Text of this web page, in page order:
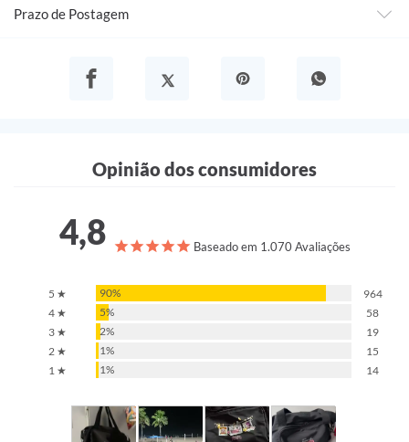
Prazo de Postagem
Opinião dos consumidores
4,8 Baseado em 1.070 Avaliações
5 ★ 90%
964
4 ★
5%
58
3 ★
2%
19
2 ★
1%
15
1 ★
1% 14